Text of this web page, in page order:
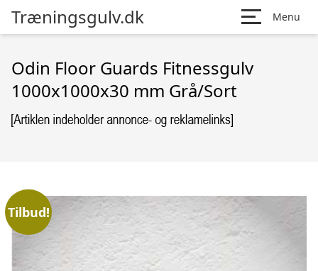
Træningsgulv.dk Menu
Odin Floor Guards Fitnessgulv
1000x1000x30 mm Grå/Sort
Tilbud!